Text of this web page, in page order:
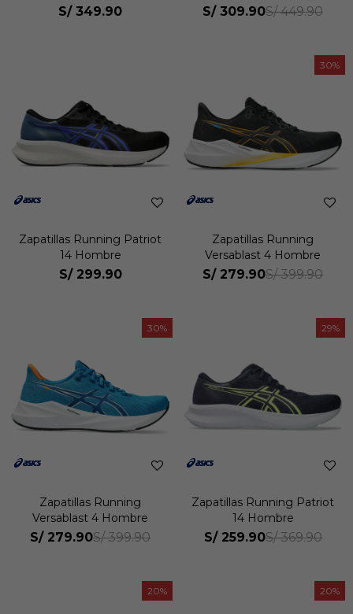
S/ 349.90 S/ 309.90S/ 449.90
Zapatillas Running Patriot
14 Hombre
S/ 299.90
30
Zapatillas Running
Versablast 4 Hombre
S/ 279.90S/ 399.90
30
Zapatillas Running
Versablast 4 Hombre
S/ 279.90S/ 399.90
29
Zapatillas Running Patriot
14 Hombre
S/ 259.90S/ 369.90
20 20